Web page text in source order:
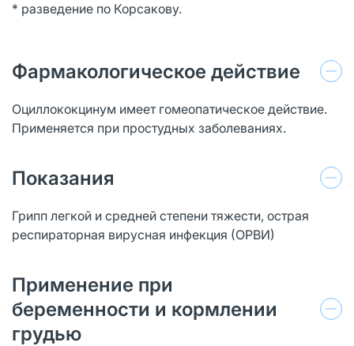
* разведение по Корсакову.
Фармакологическое действие
Оциллококцинум имеет гомеопатическое действие.
Применяется при простудных заболеваниях.
Показания
Грипп легкой и средней степени тяжести, острая
респираторная вирусная инфекция (ОРВИ)
Применение при
беременности и кормлении
грудью